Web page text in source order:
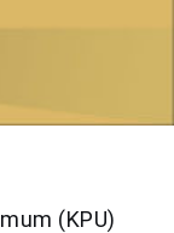
(KPU)